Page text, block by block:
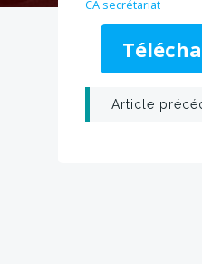
CA secrétariat
Post
Article